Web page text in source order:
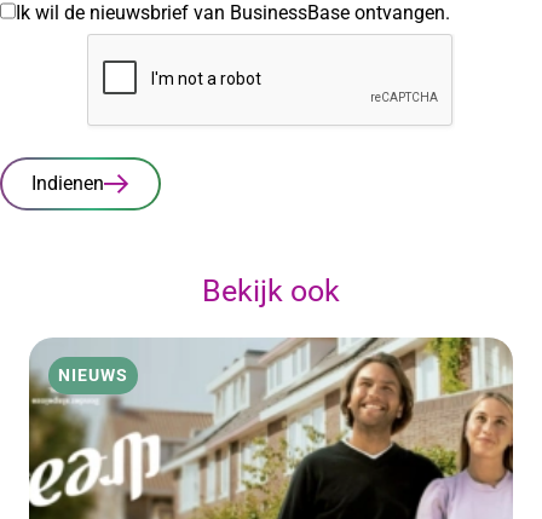
Ik wil de nieuwsbrief van BusinessBase ontvangen.
Indienen
Bekijk ook
NIEUWS